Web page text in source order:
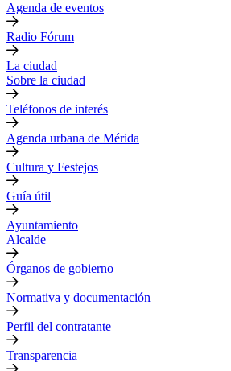
Agenda de eventos
Radio Fórum
La ciudad
Sobre la ciudad
Teléfonos de interés
Agenda urbana de Mérida
Cultura y Festejos
Guía útil
Ayuntamiento
Alcalde
Órganos de gobierno
Normativa y documentación
Perfil del contratante
Transparencia